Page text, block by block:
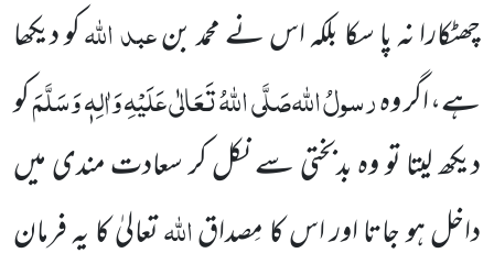
چھٹکارا نہ پا سکا بلکہ اس نے محمد بنعبد اللہکو دیکھا
ہے، اگر وہرسولُاللہصَلَّی اللہُ تَعَالٰی عَلَیْہِ وَاٰلِہٖ وَسَلَّمَکو
دیکھ لیتا تو وہ بدبختی سے نکل کر سعادت مندی میں
داخل ہو جاتا اور اس کا مِصداقاللہتعالیٰکا یہ فرمان